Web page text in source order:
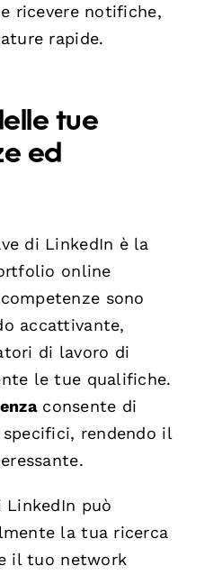
ricevere notifiche,
rapide.
tue
ed
di LinkedIn è la
online
sono
accattivante,
di lavoro di
le tue qualifiche.
consente di
rendendo il
LinkedIn può
la tua ricerca
il tuo network